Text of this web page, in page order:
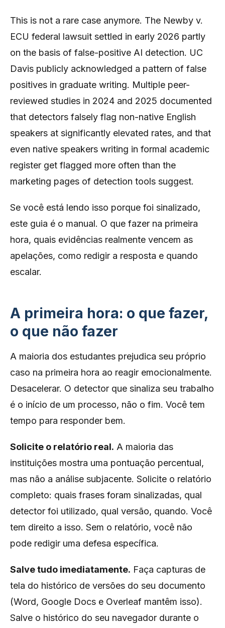
This is not a rare case anymore. The Newby v.
ECU federal lawsuit settled in early 2026 partly
on the basis of false-positive AI detection. UC
Davis publicly acknowledged a pattern of false
positives in graduate writing. Multiple peer-
reviewed studies in 2024 and 2025 documented
that detectors falsely flag non-native English
speakers at significantly elevated rates, and that
even native speakers writing in formal academic
register get flagged more often than the
marketing pages of detection tools suggest.
Se você está lendo isso porque foi sinalizado,
este guia é o manual. O que fazer na primeira
hora, quais evidências realmente vencem as
apelações, como redigir a resposta e quando
escalar.
A primeira hora: o que fazer,
o que não fazer
A maioria dos estudantes prejudica seu próprio
caso na primeira hora ao reagir emocionalmente.
Desacelerar. O detector que sinaliza seu trabalho
é o início de um processo, não o fim. Você tem
tempo para responder bem.
Solicite o relatório real. A maioria das
instituições mostra uma pontuação percentual,
mas não a análise subjacente. Solicite o relatório
completo: quais frases foram sinalizadas, qual
detector foi utilizado, qual versão, quando. Você
tem direito a isso. Sem o relatório, você não
pode redigir uma defesa específica.
Salve tudo imediatamente. Faça capturas de
tela do histórico de versões do seu documento
(Word, Google Docs e Overleaf mantêm isso).
Salve o histórico do seu navegador durante o